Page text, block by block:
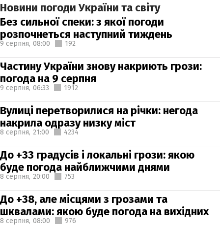
Новини погоди України та світу
Без сильної спеки: з якої погоди
розпочнеться наступний тиждень
9 серпня, 08:00 192
Частину України знову накриють грози:
погода на 9 серпня
9 серпня, 06:33 1912
Вулиці перетворилися на річки: негода
накрила одразу низку міст
8 серпня, 21:00 4234
До +33 градусів і локальні грози: якою
буде погода найближчими днями
8 серпня, 20:00 753
До +38, але місцями з грозами та
шквалами: якою буде погода на вихідних
8 серпня, 08:00 976